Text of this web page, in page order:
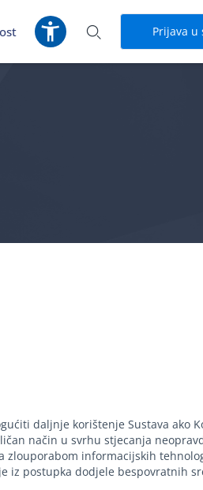
Prijava u
daljnje korištenje Sustava ako
način u svrhu stjecanja
zlouporabom informacijskih
iz postupka dodjele bespovratnih